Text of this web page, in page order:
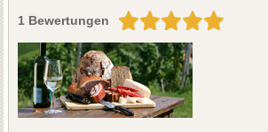
1 Bewertungen